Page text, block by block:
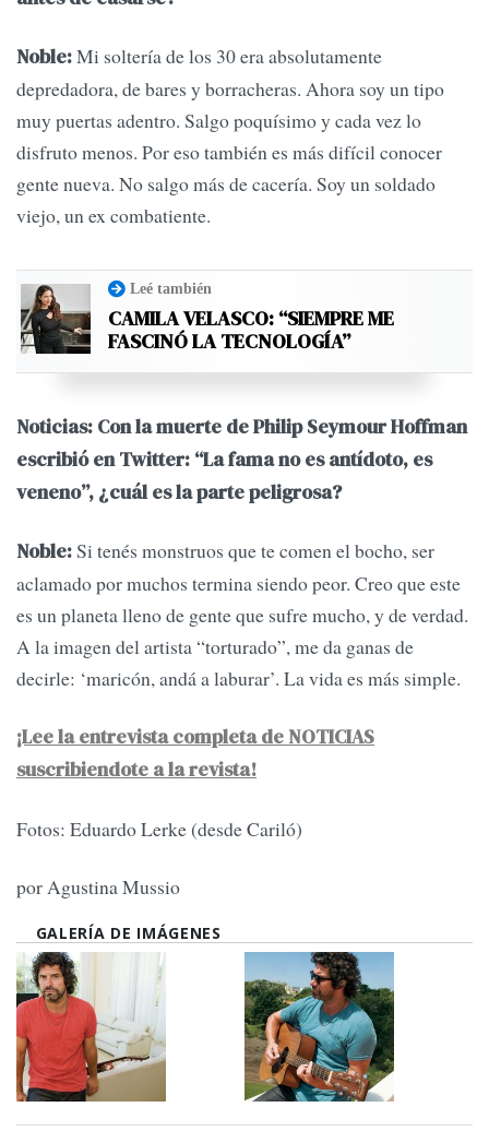
Noble:Mi soltería de los 30 era absolutamente
depredadora, de bares y borracheras. Ahora soy un tipo
muy puertas adentro. Salgo poquísimo y cada vez lo
disfruto menos. Por eso también es más difícil conocer
gente nueva. No salgo más de cacería. Soy un soldado
viejo, un ex combatiente.
Leé también
CAMILA VELASCO: “SIEMPRE ME
FASCINÓ LA TECNOLOGÍA”
Noticias: Con la muerte de Philip Seymour Hoffman
escribió en Twitter: “La fama no es antídoto, es
veneno”, ¿cuál es la parte peligrosa?
Noble:Si tenés monstruos que te comen el bocho, ser
aclamado por muchos termina siendo peor. Creo que este
es un planeta lleno de gente que sufre mucho, y de verdad.
A la imagen del artista “torturado”, me da ganas de
decirle: ‘maricón, andá a laburar’. La vida es más simple.
¡Lee la entrevista completa de NOTICIAS
suscribiendote a la revista!
Fotos: Eduardo Lerke (desde Cariló)
por Agustina Mussio
GALERÍA DE IMÁGENES